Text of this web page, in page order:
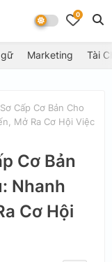
0
Marketing Tài
Cấp Cơ Bản Cho
Mở Ra Cơ Hội Việc
Cơ Bản
Nhanh
Cơ Hội